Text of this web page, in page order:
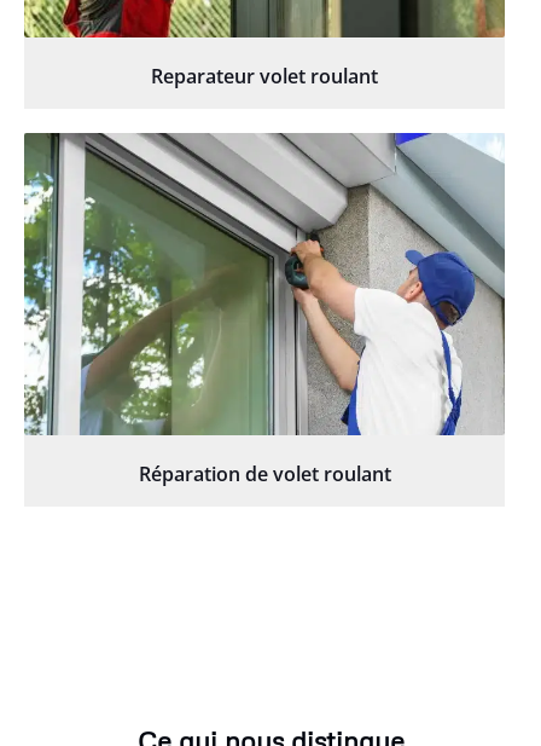
Reparateur volet roulant
Réparation de volet roulant